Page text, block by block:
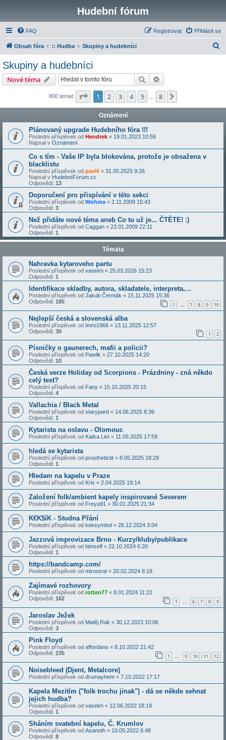
Hudební fórum
FAQ Přihlásit se
Registrovat
Obsah fóra :: Hudba Skupiny a hudebníci
Skupiny a hudebníci
Nové téma Hledat
800 témat Stránka z
1 2 3 4 5 8
Oznámení
Plánovaný upgrade Hudebního fóra !!!
Poslední příspěvek od Hendrek « 19.01.2023 10:59
Napsal v Oznámení
Co s tím - Vaše IP byla blokována, protože je obsažena v
blacklistu
Poslední příspěvek od pavlii « 31.05.2025 9:26
Napsal v HudebníFórum.cz
Odpovědi: 13
Doporučení pro přispívání v této sekci
Poslední příspěvek od Wohma « 2.11.2009 15:43
Odpovědi: 3
Než přidáte nové téma aneb Co tu už je... ČTĚTE! :)
Poslední příspěvek od Caggan « 23.01.2009 22:11
Odpovědi: 1
Témata
Nahravka kytaroveho partu
Poslední příspěvek od vasekh « 25.03.2026 15:23
Odpovědi: 1
Identifikace skladby, autora, skladatele, interpreta,...
Poslední příspěvek od Jakub Čermák « 15.11.2025 15:36
Odpovědi: 185 1 … 7 8 9 10
Nejlepší česká a slovenská alba
Poslední příspěvek od Imro1966 « 13.11.2025 12:57
Odpovědi: 30 1 2
Písničky o gaunerech, mafii a policii?
Poslední příspěvek od Pawlik « 27.10.2025 14:20
Odpovědi: 10
Česká verze Holiday od Scorpions - Prázdniny - zná někdo
celý text?
Poslední příspěvek od Fany « 15.10.2025 20:15
Odpovědi: 4
Vallachia / Black Metal
Poslední příspěvek od starypard « 14.06.2025 8:36
Odpovědi: 1
Kytarista na oslavu - Olomouc
Poslední příspěvek od Katka List « 11.05.2025 17:59
hledá se kytarista
Poslední příspěvek od prosthetictit « 8.05.2025 18:29
Odpovědi: 1
Hledam na kapelu v Praze
Poslední příspěvek od Kris « 2.04.2025 19:14
Založení folk/ambient kapely inspirované Severem
Poslední příspěvek od Freya91 « 30.01.2025 21:34
K€K$íK - Studna Přání
Poslední příspěvek od keksymbol « 26.12.2024 3:04
Jazzová improvizace Brno - Kurzy/kluby/publikace
Poslední příspěvek od himself « 22.10.2024 6:20
Odpovědi: 1
https://bandcamp.com/
Poslední příspěvek od mirostrat « 20.02.2024 8:18
Zajímavé rozhovory
Poslední příspěvek od rotten77 « 8.01.2024 11:22
Odpovědi: 162 1 … 6 7 8 9
Jaroslav Ježek
Poslední příspěvek od Matěj Rak « 30.12.2023 10:06
Odpovědi: 3
Pink Floyd
Poslední příspěvek od affordano « 8.10.2022 21:42
Odpovědi: 235 1 … 9 10 11 12
Noisebleed (Djent, Metalcore)
Poslední příspěvek od drumayhem « 7.10.2022 17:17
Kapela Mezitím ("folk trochu jinak") - dá se někde sehnat
jejich hudba?
Poslední příspěvek od vasekh « 12.06.2022 18:19
Odpovědi: 1
Sháním svatební kapelu, Č. Krumlov
Poslední příspěvek od Asanoth « 10.05.2022 6:48
Odpovědi: 8